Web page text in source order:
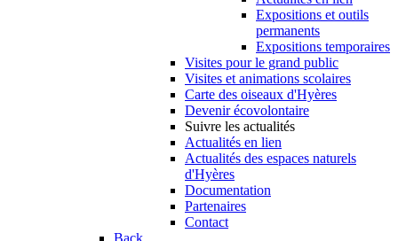
Expositions et outils
permanents
Expositions temporaires
Visites pour le grand public
Visites et animations scolaires
Carte des oiseaux d'Hyères
Devenir écovolontaire
Suivre les actualités
Actualités en lien
Actualités des espaces naturels
d'Hyères
Documentation
Partenaires
Contact
Back